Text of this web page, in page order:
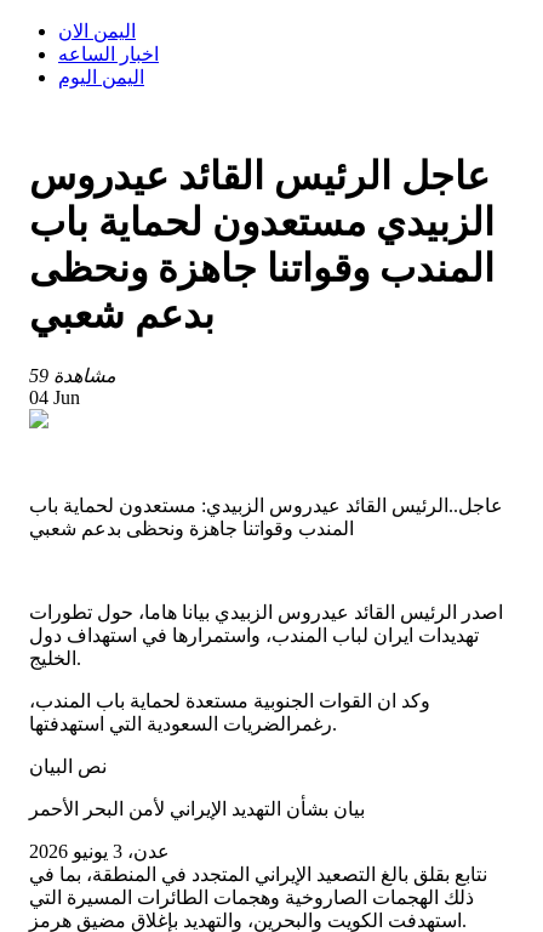
اليمن الان
اخبار الساعه
اليمن اليوم
عاجل الرئيس القائد عيدروس
الزبيدي مستعدون لحماية باب
المندب وقواتنا جاهزة ونحظى
بدعم شعبي
59 مشاهدة
04 Jun
عاجل..الرئيس القائد عيدروس الزبيدي: مستعدون لحماية باب
المندب وقواتنا جاهزة ونحظى بدعم شعبي
اصدر الرئيس القائد عيدروس الزبيدي بيانا هاما، حول تطورات
تهديدات ايران لباب المندب، واستمرارها في استهداف دول
الخليج.
وكد ان القوات الجنوبية مستعدة لحماية باب المندب،
رغمرالضريات السعودية التي استهدفتها.
نص البيان
بيان بشأن التهديد الإيراني لأمن البحر الأحمر
عدن، 3 يونيو 2026
نتابع بقلق بالغ التصعيد الإيراني المتجدد في المنطقة، بما في
ذلك الهجمات الصاروخية وهجمات الطائرات المسيرة التي
استهدفت الكويت والبحرين، والتهديد بإغلاق مضيق هرمز.